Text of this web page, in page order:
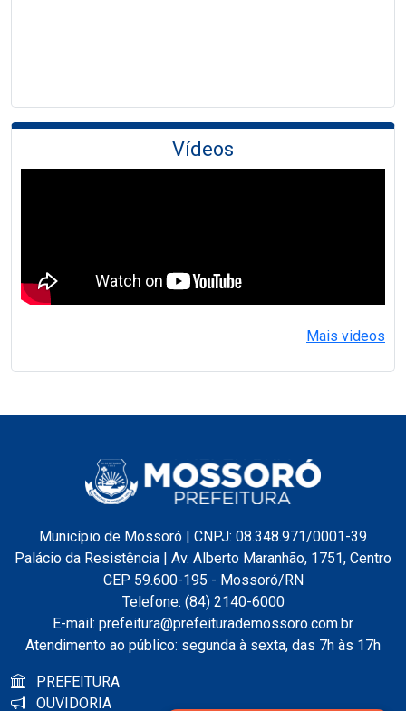
Vídeos
Mais videos
Município de Mossoró | CNPJ: 08.348.971/0001-39
Palácio da Resistência | Av. Alberto Maranhão, 1751, Centro
CEP 59.600-195 - Mossoró/RN
Telefone: (84) 2140-6000
E-mail: prefeitura@prefeiturademossoro.com.br
Atendimento ao público: segunda à sexta, das 7h às 17h
PREFEITURA
OUVIDORIA